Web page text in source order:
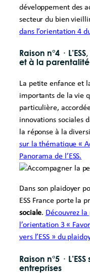
développement des
secteur du bien
dans l’orientation 4
Raison n°4 ·
et à la parentalité
La petite enfance et
importants de la vie
particulière, accordée
innovations sociales
la réponse à la
sur la thématique «
Panorama de l’ESS.
Dans son plaidoyer
ESS France porte la
sociale. Découvrez
l’orientation 3 «
vers l’ESS » du
Raison n°5 ·
entreprises